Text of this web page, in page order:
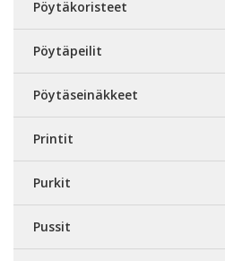
Pöytäkoristeet
Pöytäpeilit
Pöytäseinäkkeet
Printit
Purkit
Pussit